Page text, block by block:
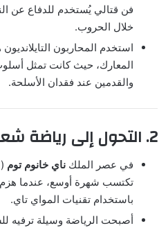
فن قتالي يُستخدم للدفاع عن
خلال الحروب.
استخدم المحاربون
المعارك، حيث كانت تمثل
والقدمين عند فقدان الأسلحة.
2. التحول إلى رياضة شعبية (القرن الـ16):
في عصر الملك ناي خانوم توم
تكتسب شهرة أوسع، عندما هزم
باستخدام تقنيات المواي تاي.
أصبحت الرياضة وسيلة ترفيه